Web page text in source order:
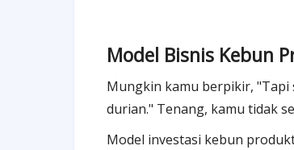
Model Bisnis Kebun
Mungkin kamu berpikir, "Tapi
durian." Tenang, kamu tidak
Model investasi kebun